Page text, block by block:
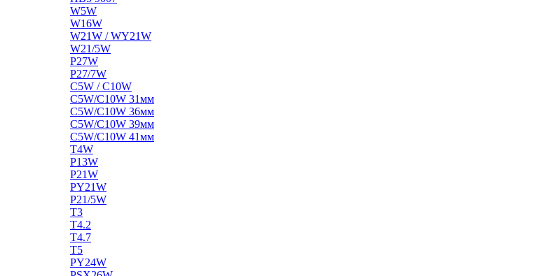
W5W
W16W
W21W / WY21W
W21/5W
P27W
P27/7W
C5W / C10W
C5W/C10W 31мм
C5W/C10W 36мм
C5W/C10W 39мм
C5W/C10W 41мм
T4W
P13W
P21W
PY21W
P21/5W
T3
T4.2
T4.7
T5
PY24W